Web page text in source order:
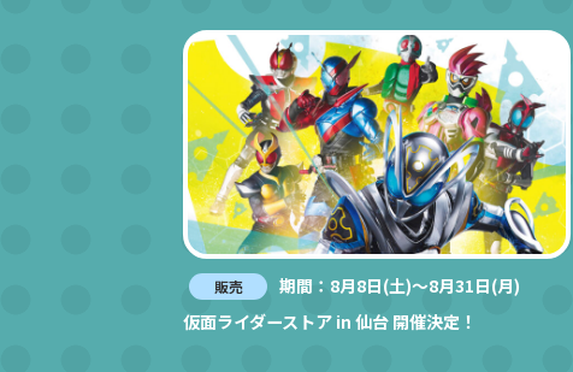
販売
期間：8月8日(土)～8月31日(月)
仮面ライダーストア in 仙台 開催決定！